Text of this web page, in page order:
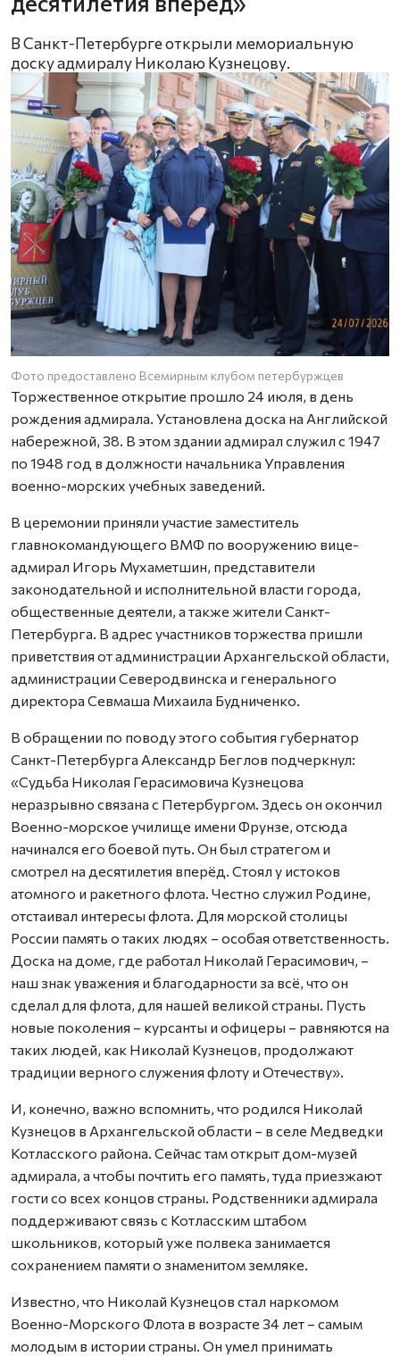
В Санкт-Петербурге открыли мемориальную
доску адмиралу Николаю Кузнецову.
Фото предоставлено Всемирным клубом петербуржцев
Торжественное открытие прошло 24 июля, в день
рождения адмирала. Установлена доска на Английской
набережной, 38. В этом здании адмирал служил с 1947
по 1948 год в должности начальника Управления
военно-морских учебных заведений.
В церемонии приняли участие заместитель
главнокомандующего ВМФ по вооружению вице-
адмирал Игорь Мухаметшин, представители
законодательной и исполнительной власти города,
общественные деятели, а также жители Санкт-
Петербурга. В адрес участников торжества пришли
приветствия от администрации Архангельской области,
администрации Северодвинска и генерального
директора Севмаша Михаила Будниченко.
В обращении по поводу этого события губернатор
Санкт-Петербурга Александр Беглов подчеркнул:
«Судьба Николая Герасимовича Кузнецова
неразрывно связана с Петербургом. Здесь он окончил
Военно-морское училище имени Фрунзе, отсюда
начинался его боевой путь. Он был стратегом и
смотрел на десятилетия вперёд. Стоял у истоков
атомного и ракетного флота. Честно служил Родине,
отстаивал интересы флота. Для морской столицы
России память о таких людях – особая ответственность.
Доска на доме, где работал Николай Герасимович, –
наш знак уважения и благодарности за всё, что он
сделал для флота, для нашей великой страны. Пусть
новые поколения – курсанты и офицеры – равняются на
таких людей, как Николай Кузнецов, продолжают
традиции верного служения флоту и Отечеству».
И, конечно, важно вспомнить, что родился Николай
Кузнецов в Архангельской области – в селе Медведки
Котласского района. Сейчас там открыт дом-музей
адмирала, а чтобы почтить его память, туда приезжают
гости со всех концов страны. Родственники адмирала
поддерживают связь с Котласским штабом
школьников, который уже полвека занимается
сохранением памяти о знаменитом земляке.
Известно, что Николай Кузнецов стал наркомом
Военно-Морского Флота в возрасте 34 лет – самым
молодым в истории страны. Он умел принимать